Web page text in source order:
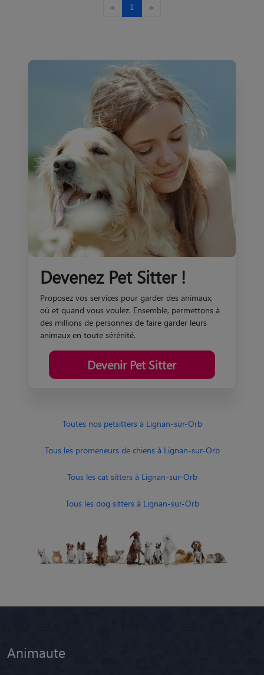
« 1 »
Devenez Pet Sitter !
Proposez vos services pour garder des animaux,
où et quand vous voulez. Ensemble, permettons à
des millions de personnes de faire garder leurs
animaux en toute sérénité.
Devenir Pet Sitter
Toutes nos petsitters à Lignan-sur-Orb
Tous les promeneurs de chiens à Lignan-sur-Orb
Tous les cat sitters à Lignan-sur-Orb
Tous les dog sitters à Lignan-sur-Orb
Animaute